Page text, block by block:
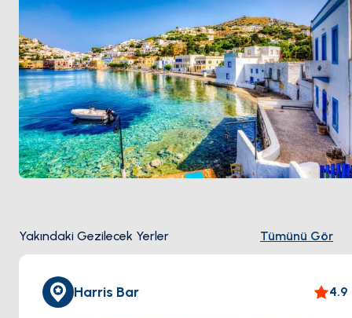
9. Gün – Bodrum Check-out
Denize karşı sakin bir kahvaltıyla ya da kısa bir
yüzme molasıyla son anların tadını çıkarın. Bavullar
toplanır, anılar kalır...
Yakındaki Gezilecek Yerler Tümünü Gör
Harris Bar 4.9